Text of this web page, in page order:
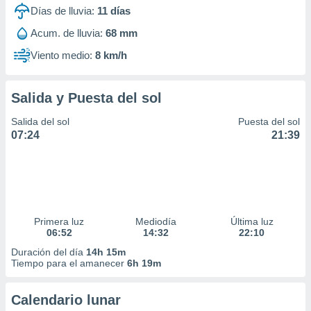
utilizar
uso de
contenido
medir el
o a través
de
con el
Días de lluvia: 11 días
Acum. de lluvia: 68 mm
Viento medio: 8 km/h
Salida y Puesta del sol
Salida del sol
07:24
Puesta del sol
21:39
Primera luz
06:52
Mediodía
14:32
Última luz
22:10
Duración del día 14h 15m
Tiempo para el amanecer 6h 19m
Calendario lunar